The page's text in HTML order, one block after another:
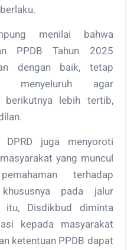
menilai bahwa
PPDB Tahun 2025
dengan baik, tetap
menyeluruh agar
berikutnya lebih tertib,
DPRD juga menyoroti
yang muncul
terhadap
pada jalur
itu, Disdikbud diminta
kepada masyarakat
ketentuan PPDB dapat